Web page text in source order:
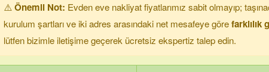
⚠️ Önemli Not: Evden eve nakliyat fiyatlarımız sabit olmayıp;
kurulum şartları ve iki adres arasındaki net mesafeye görefarklılık
lütfen bizimle iletişime geçerek ücretsiz ekspertiz talep edin.